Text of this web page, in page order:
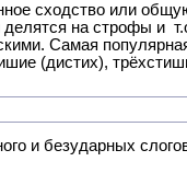
(дистих),
и безударных